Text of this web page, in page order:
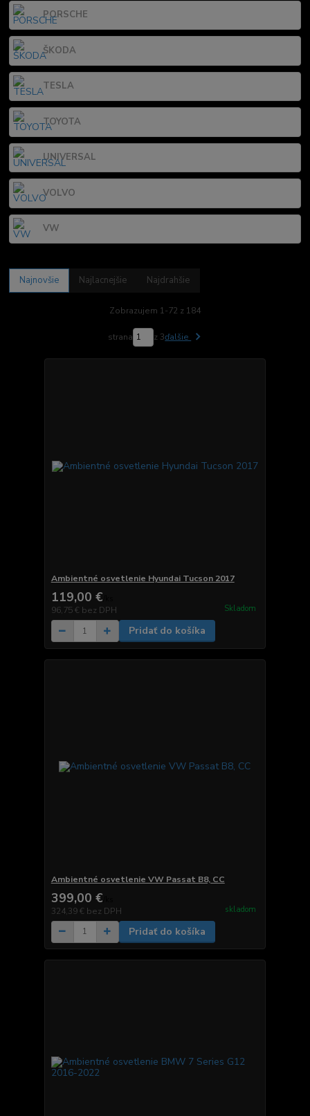
PORSCHE
ŠKODA
TESLA
TOYOTA
UNIVERSAL
VOLVO
VW
Najnovšie Najlacnejšie Najdrahšie
Zobrazujem 1-72 z 184
strana z 3ďalšie
Ambientné osvetlenie Hyundai Tucson 2017
119,00 €
96,75 € bez DPH Skladom
Pridať do košíka
Ambientné osvetlenie VW Passat B8, CC
399,00 €
324,39 € bez DPH skladom
Pridať do košíka